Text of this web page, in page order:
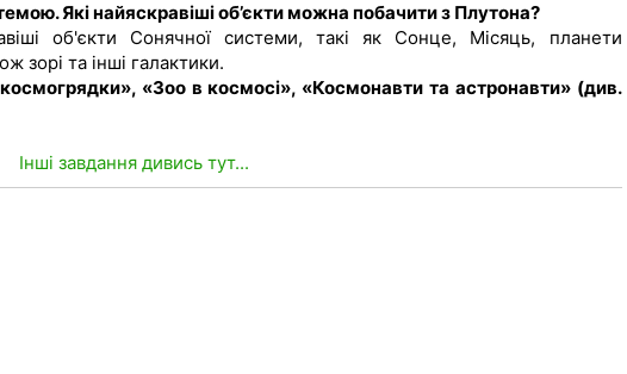
Які найяскравіші об’єкти можна побачити з Плутона?
об'єкти Сонячної системи, такі як Сонце, Місяць, планети
зорі та інші галактики.
«Зоо в космосі», «Космонавти та астронавти» (див.
Інші завдання дивись тут...